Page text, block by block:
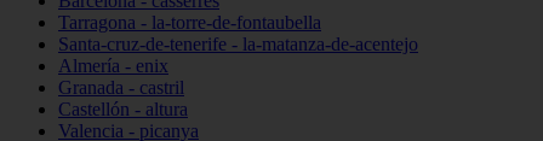
Tarragona - la-torre-de-fontaubella
Santa-cruz-de-tenerife - la-matanza-de-acentejo
Almería - enix
Granada - castril
Castellón - altura
Valencia - picanya